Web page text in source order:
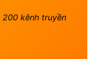
200 kênh truyền